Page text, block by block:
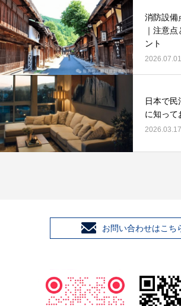
消防設備
｜注意
ント
2026.07.01
日本で民
に知って
2026.03.17
お問い合わせはこち